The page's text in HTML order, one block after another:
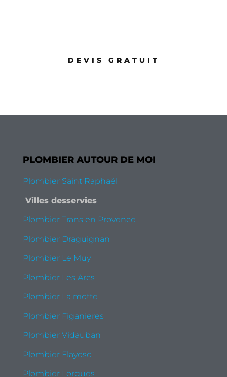
DEVIS GRATUIT
PLOMBIER AUTOUR DE MOI
Plombier Saint Raphaël
Villes desservies
Plombier Trans en Provence
Plombier Draguignan
Plombier Le Muy
Plombier Les Arcs
Plombier La motte
Plombier Figanieres
Plombier Vidauban
Plombier Flayosc
Plombier Lorgues